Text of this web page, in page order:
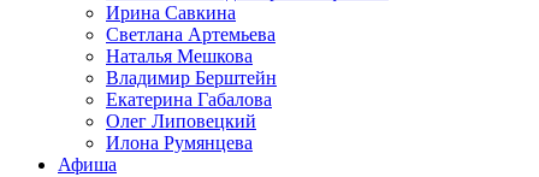
Ирина Савкина
Светлана Артемьева
Наталья Мешкова
Владимир Берштейн
Екатерина Габалова
Олег Липовецкий
Илона Румянцева
Афиша